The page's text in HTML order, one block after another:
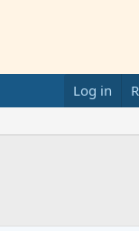
Log in